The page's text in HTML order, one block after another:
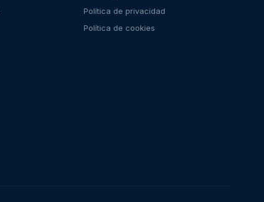
Política de privacidad
Política de cookies